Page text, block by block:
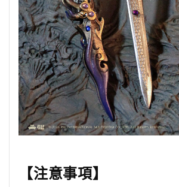
【注意事項】